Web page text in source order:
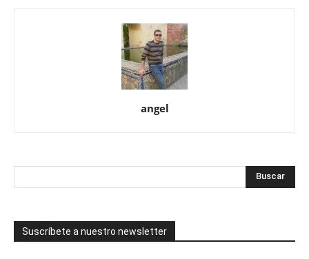
angel
Suscríbete a nuestro newsletter